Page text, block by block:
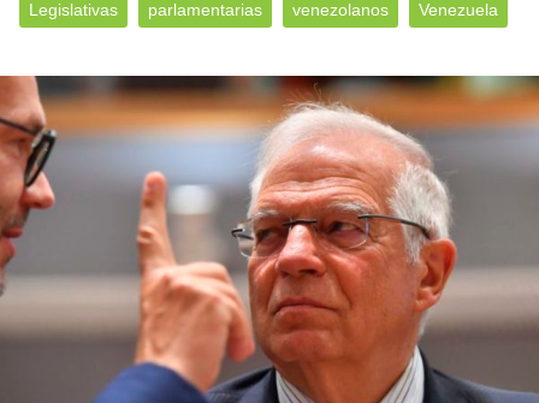
Legislativas parlamentarias venezolanos Venezuela